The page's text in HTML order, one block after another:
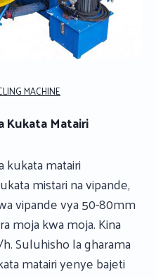
MACHINE
Kukata Matairi
kukata matairi
mistari na vipande,
vipande vya 50-80mm
moja kwa moja. Kina
Suluhisho la gharama
matairi yenye bajeti